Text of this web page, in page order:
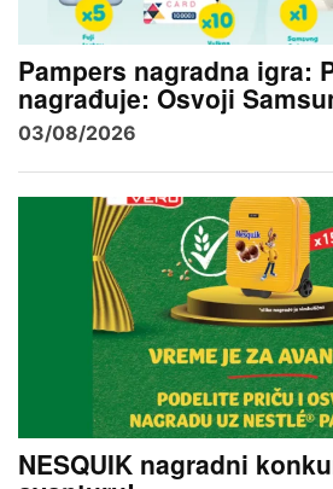
Pampers nagradna igra:
nagrađuje: Osvoji
03/08/2026
NESQUIK nagradni